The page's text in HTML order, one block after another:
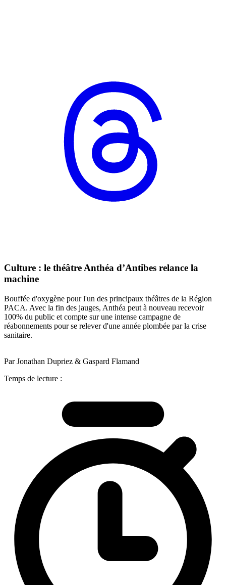
Culture : le théâtre Anthéa d’Antibes relance la
machine
Bouffée d'oxygène pour l'un des principaux théâtres de la Région
PACA. Avec la fin des jauges, Anthéa peut à nouveau recevoir
100% du public et compte sur une intense campagne de
réabonnements pour se relever d'une année plombée par la crise
sanitaire.
Par Jonathan Dupriez & Gaspard Flamand
Temps de lecture :